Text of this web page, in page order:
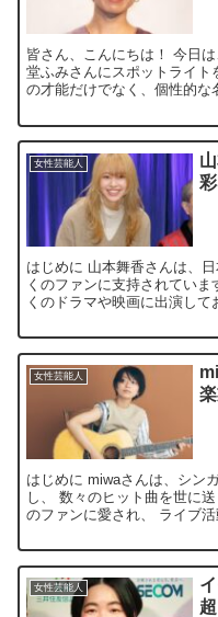
皆さん、こんにちは！ 今日
堂ふみさんにスポットライ
の才能だけでなく、個性的な
女性芸能人
はじめに 山本舞香さんは、
くのファンに支持されてい
くのドラマや映画に出演して
女性芸能人
はじめに miwaさんは、シン
し、 数々のヒット曲を世に
のファンに愛され、 ライブ
女性芸能人